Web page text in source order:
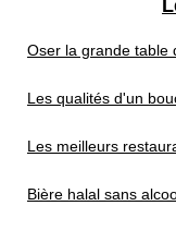
Oser la grande table
Les qualités d'un
Les meilleurs
Bière halal sans